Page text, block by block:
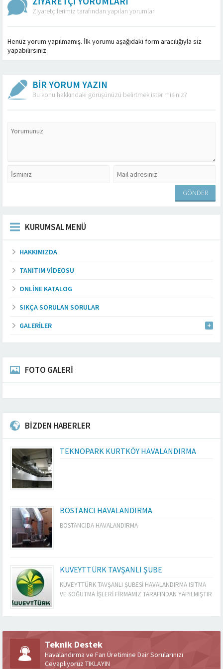
Ziyaretçilerimiz tarafından yapılan yorumlar
Henüz yorum yapılmamış. İlk yorumu aşağıdaki form aracılığıyla siz
yapabilirsiniz.
BİR YORUM YAZIN
Bu konu hakkındaki görüşünüzü belirtmek ister misiniz?
KURUMSAL MENÜ
HAKKIMIZDA
TANITIM VIDEOSU
ONLINE KATALOG
SIKÇA SORULAN SORULAR
GALERILER
FOTO GALERİ
BİZDEN HABERLER
TEKNOPARK KURTKÖY HAVALANDIRMA
BOSTANCI HAVALANDIRMA
BOSTANCIDA HAVALANDIRMA
KUVEYTTÜRK TAVŞANLI ŞUBE
KUVEYTTÜRK TAVŞANLI ŞUBESİ HAVALANDIRMA ISITMA
VE SOĞUTMA İŞLERİ FİRMAMIZ TARAFINDAN YAPILMIŞTIR
Teknik Destek
Havalandırma ve Fan Üretimine Dair Sorularınızı
Cevaplıyoruz TIKLAYIN